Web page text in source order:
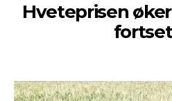
Hveteprisen